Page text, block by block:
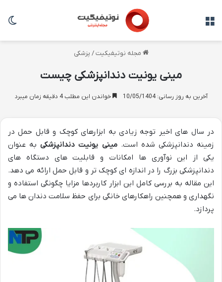
مجله نوتیفیکیت / پزشکی
مینی یونیت دندانپزشکی چیست
آخرین به روز رسانی: 10/05/1404 خواندن این مطلب 4 دقیقه زمان میبرد
در سال های اخیر توجه زیادی به ابزارهای کوچک و قابل حمل در
زمینه دندانپزشکی شده است.مینی یونیت دندانپزشکیبه عنوان
یکی از این نوآوری ها امکانات و قابلیت های دستگاه های
دندانپزشکی بزرگ را در اندازه ای کوچک تر و قابل حمل ارائه می دهد.
این مقاله به بررسی کامل این ابزار کاربردها مزایا چگونگی استفاده و
نگهداری و همچنین راهکارهای خانگی برای حفظ سلامت دندان ها می
پردازد.